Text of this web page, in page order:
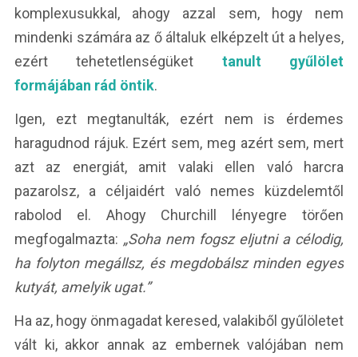
komplexusukkal, ahogy azzal sem, hogy nem
mindenki számára az ő általuk elképzelt út a helyes,
ezért tehetetlenségüket tanult gyűlölet
formájában rád öntik.
Igen, ezt megtanulták, ezért nem is érdemes
haragudnod rájuk. Ezért sem, meg azért sem, mert
azt az energiát, amit valaki ellen való harcra
pazarolsz, a céljaidért való nemes küzdelemtől
rabolod el. Ahogy Churchill lényegre törően
megfogalmazta: „Soha nem fogsz eljutni a célodig,
ha folyton megállsz, és megdobálsz minden egyes
kutyát, amelyik ugat.”
Ha az, hogy önmagadat keresed, valakiből gyűlöletet
vált ki, akkor annak az embernek valójában nem